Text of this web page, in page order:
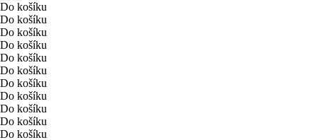
Do košíku
Do košíku
Do košíku
Do košíku
Do košíku
Do košíku
Do košíku
Do košíku
Do košíku
Do košíku
Do košíku